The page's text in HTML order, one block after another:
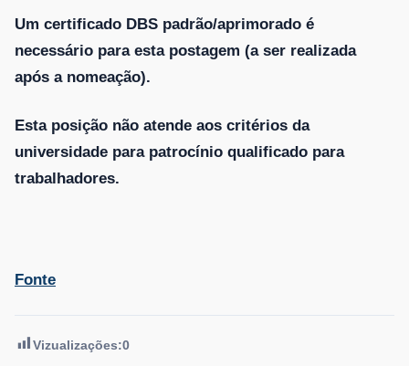
Um certificado DBS padrão/aprimorado é
necessário para esta postagem (a ser realizada
após a nomeação).
Esta posição não atende aos critérios da
universidade para patrocínio qualificado para
trabalhadores.
Fonte
Vizualizações:0